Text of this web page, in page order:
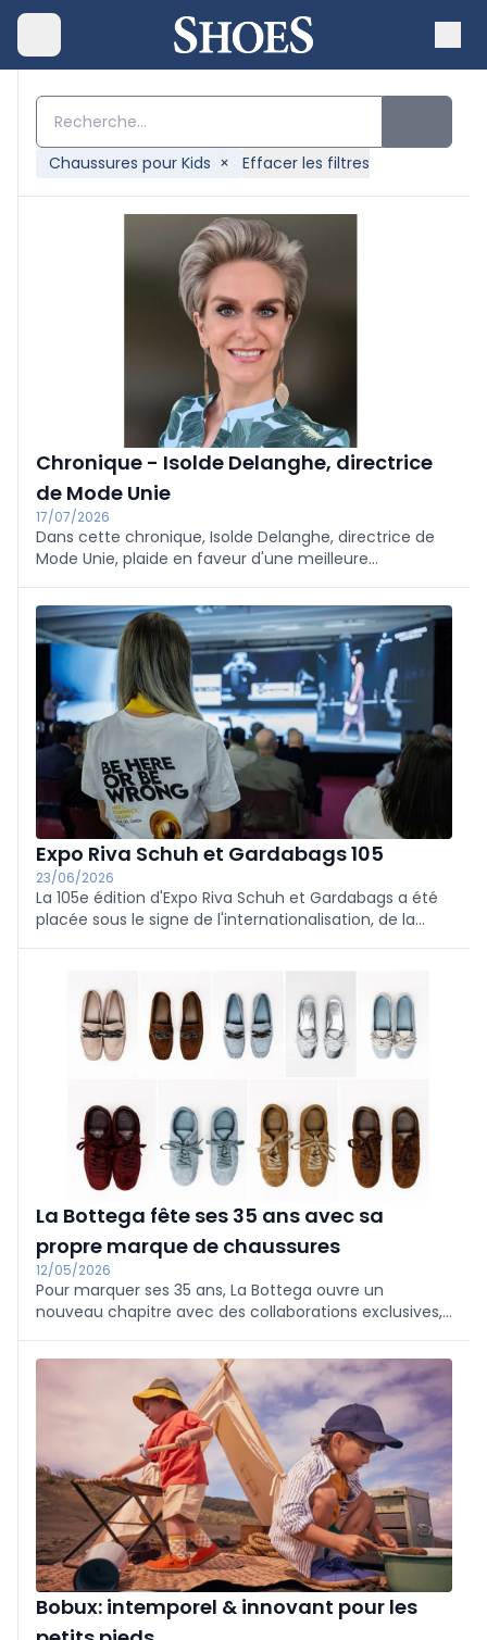
Chaussures pour Kids × Effacer les filtres
Chronique - Isolde Delanghe, directrice
de Mode Unie
17/07/2026
Dans cette chronique, Isolde Delanghe, directrice de
Mode Unie, plaide en faveur d'une meilleure
seulement en tant que points de vente, mais aussi en
tant que maillon indispensable du tissu social de nos
villes et communes.
Expo Riva Schuh et Gardabags 105
23/06/2026
La 105e édition d'Expo Riva Schuh et Gardabags a été
placée sous le signe de l'internationalisation, de la
entier, Riva del Garda a une nouvelle fois confirmé son
rôle de premier plan.
La Bottega fête ses 35 ans avec sa
propre marque de chaussures
12/05/2026
Pour marquer ses 35 ans, La Bottega ouvre un
nouveau chapitre avec des collaborations exclusives,
projets créatifs qui associent la mode, l'artisanat et
Bobux: intemporel & innovant pour les